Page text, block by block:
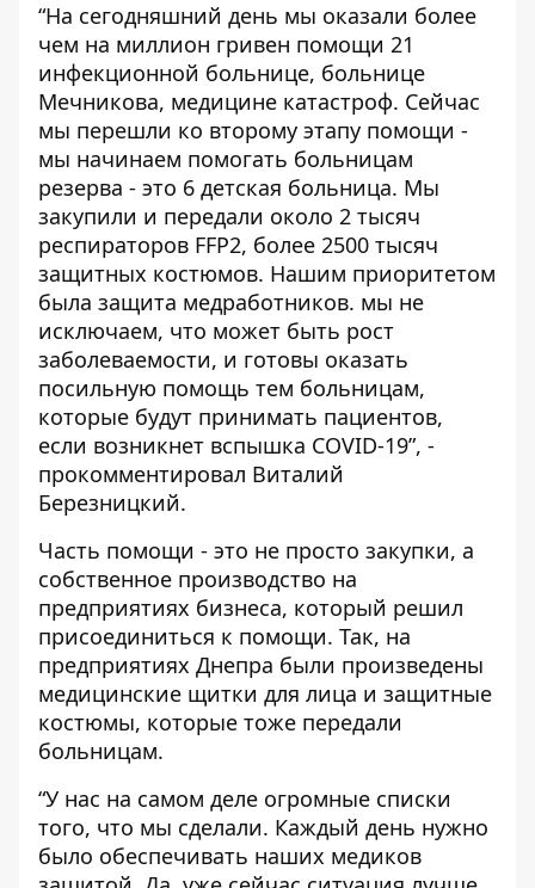
“На сегодняшний день мы оказали более
чем на миллион гривен помощи 21
инфекционной больнице, больнице
Мечникова, медицине катастроф. Сейчас
мы перешли ко второму этапу помощи -
мы начинаем помогать больницам
резерва - это 6 детская больница. Мы
закупили и передали около 2 тысяч
респираторов FFP2, более 2500 тысяч
защитных костюмов. Нашим приоритетом
была защита медработников. мы не
исключаем, что может быть рост
заболеваемости, и готовы оказать
посильную помощь тем больницам,
которые будут принимать пациентов,
если возникнет вспышка COVID-19”, -
прокомментировал Виталий
Березницкий.
Часть помощи - это не просто закупки, а
собственное производство на
предприятиях бизнеса, который решил
присоединиться к помощи. Так, на
предприятиях Днепра были произведены
медицинские щитки для лица и защитные
костюмы, которые тоже передали
больницам.
“У нас на самом деле огромные списки
того, что мы сделали. Каждый день нужно
было обеспечивать наших медиков